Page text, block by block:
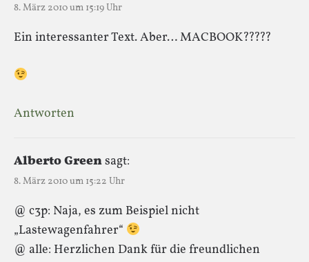
8. März 2010 um 15:19 Uhr
Ein interessanter Text. Aber… MACBOOK?????
Antworten
Alberto Greensagt:
8. März 2010 um 15:22 Uhr
@ c3p: Naja, es zum Beispiel nicht
„Lastewagenfahrer“
@ alle: Herzlichen Dank für die freundlichen